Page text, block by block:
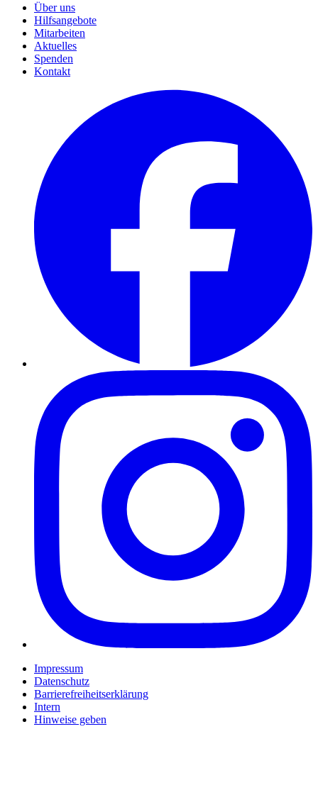
Über uns
Hilfsangebote
Mitarbeiten
Aktuelles
Spenden
Kontakt
Impressum
Datenschutz
Barrierefreiheitserklärung
Intern
Hinweise geben